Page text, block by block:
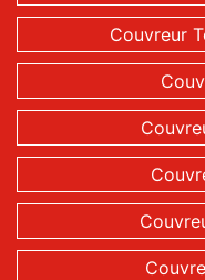
Couvreur